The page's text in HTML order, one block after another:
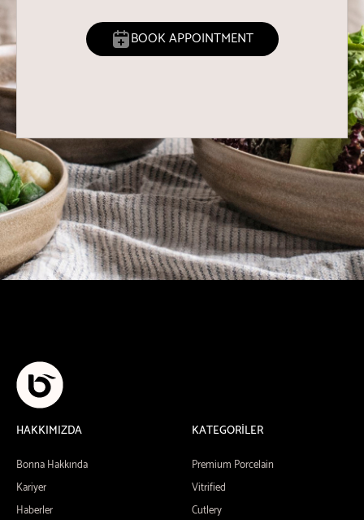
BOOK APPOINTMENT
HAKKIMIZDA
Bonna Hakkında
Kariyer
Haberler
KATEGORİLER
Premium Porcelain
Vitrified
Cutlery